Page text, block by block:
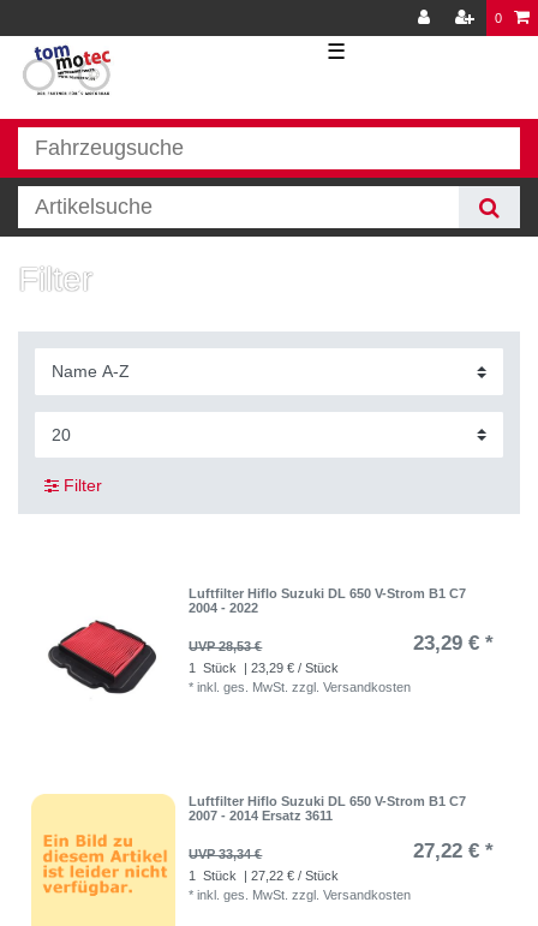
0
☰
Filter
Filter
Luftfilter Hiflo Suzuki DL 650 V-Strom B1 C7
2004 - 2022
UVP 28,53 € 23,29 € *
1 Stück
| 23,29 € / Stück
*inkl. ges. MwSt. zzgl.Versandkosten
Luftfilter Hiflo Suzuki DL 650 V-Strom B1 C7
2007 - 2014 Ersatz 3611
UVP 33,34 € 27,22 € *
1 Stück
| 27,22 € / Stück
*inkl. ges. MwSt. zzgl.Versandkosten